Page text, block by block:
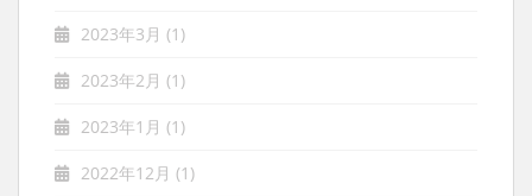
2023年3月 (1)
2023年2月 (1)
2023年1月 (1)
2022年12月 (1)